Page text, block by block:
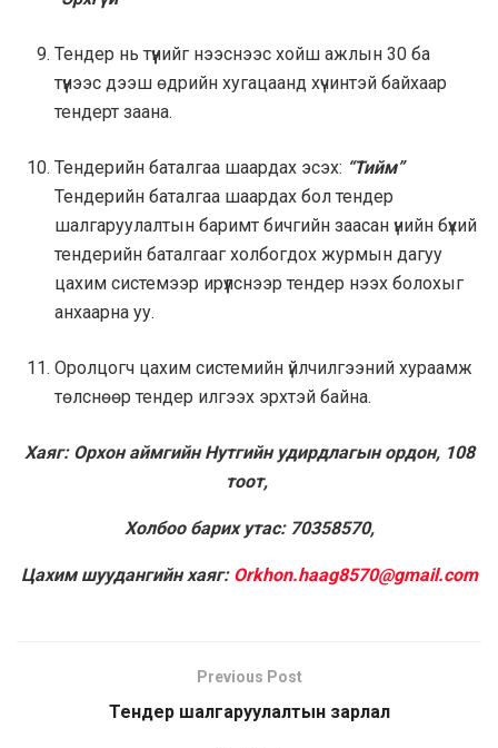
Тендер нь түүнийг нээснээс хойш ажлын 30 ба
түүнээс дээш өдрийн хугацаанд хүчинтэй байхаар
тендерт заана.
Тендерийн баталгаа шаардах эсэх: “Тийм”
Тендерийн баталгаа шаардах бол тендер
шалгаруулалтын баримт бичгийн заасан үнийн бүхий
тендерийн баталгааг холбогдох журмын дагуу
цахим системээр ирүүлснээр тендер нээх болохыг
анхаарна уу.
Оролцогч цахим системийн үйлчилгээний хураамж
төлснөөр тендер илгээх эрхтэй байна.
Хаяг: Орхон аймгийн Нутгийн удирдлагын ордон, 108
тоот,
Холбоо барих утас: 70358570,
Цахим шуудангийн хаяг: Orkhon.haag8570@gmail.com
Previous Post
Тендер шалгаруулалтын зарлал